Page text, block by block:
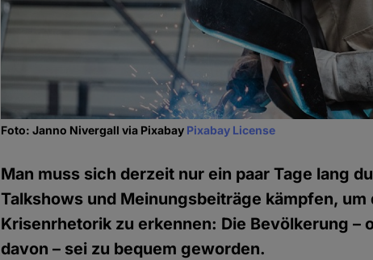
Foto: Janno Nivergall via Pixabay Pixabay License
Man muss sich derzeit nur ein paar Tage lang
Talkshows und Meinungsbeiträge kämpfen,
Krisenrhetorik zu erkennen: Die Bevölkerung –
davon – sei zu bequem geworden.